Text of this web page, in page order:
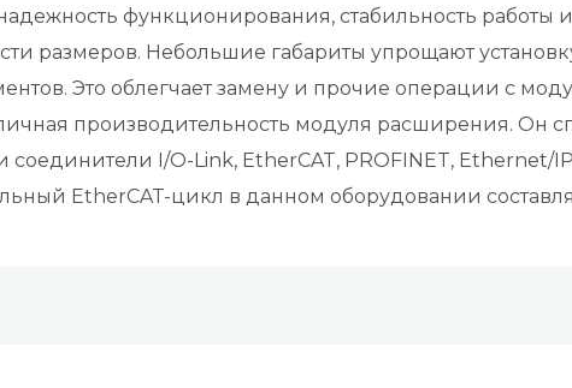
функционирования, стабильность работы и
размеров. Небольшие габариты упрощают
Это облегчает замену и прочие операции с
производительность модуля расширения. Он
I/O-Link, EtherCAT, PROFINET, Ethernet/
EtherCAT-цикл в данном оборудовании